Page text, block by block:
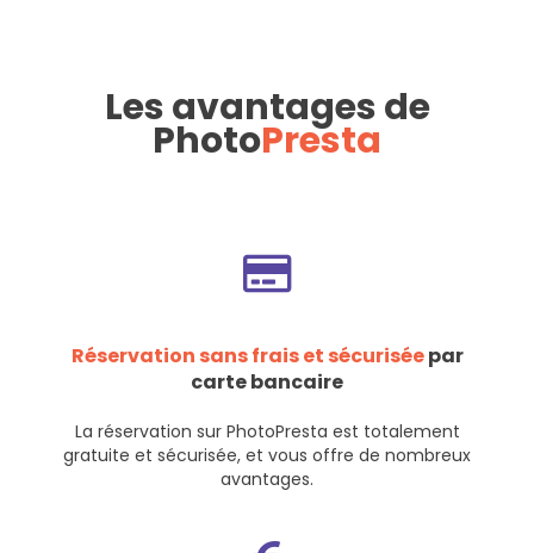
Les avantages de
PhotoPresta
Réservation sans frais et sécuriséepar
carte bancaire
La réservation sur PhotoPresta est totalement
gratuite et sécurisée, et vous offre de nombreux
avantages.